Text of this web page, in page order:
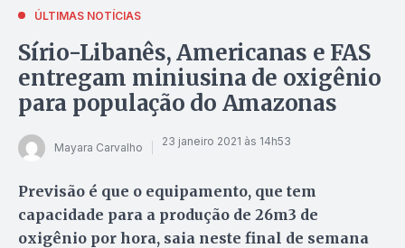
ÚLTIMAS NOTÍCIAS
Sírio-Libanês, Americanas e FAS
entregam miniusina de oxigênio
para população do Amazonas
Mayara Carvalho 23 janeiro 2021 às 14h53
Previsão é que o equipamento, que tem
capacidade para a produção de 26m3 de
oxigênio por hora, saia neste final de semana